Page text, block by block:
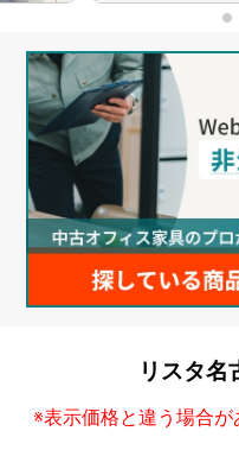
リスタ名
※表示価格と違う場合が